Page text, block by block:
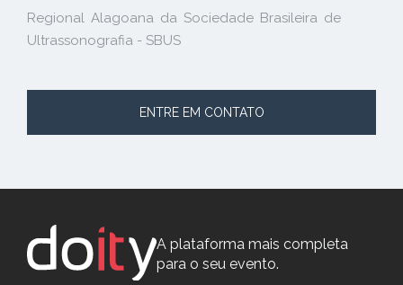
Regional Alagoana da Sociedade Brasileira de
Ultrassonografia - SBUS
ENTRE EM CONTATO
A plataforma mais completa
para o seu evento.